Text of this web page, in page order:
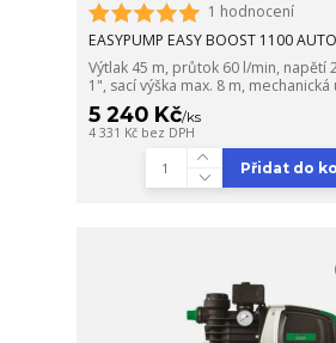
1 hodnocení
EASYPUMP EASY BOOST 1100
Výtlak 45 m, průtok 60 l/min, napětí
1", sací výška max. 8 m, mechanická
5 240 Kč/ks
4 331 Kč bez DPH
Přidat do